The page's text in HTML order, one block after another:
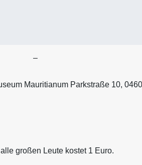
–
Mauritianum Parkstraße 10,
großen Leute kostet 1 Euro.